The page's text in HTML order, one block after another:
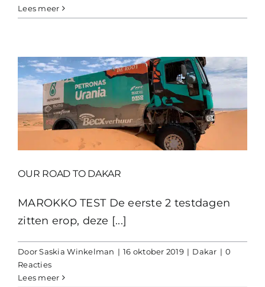
Lees meer
OUR ROAD TO DAKAR
MAROKKO TEST De eerste 2 testdagen
zitten erop, deze [...]
DoorSaskia Winkelman | 16 oktober 2019 | Dakar | 0
Reacties
Lees meer